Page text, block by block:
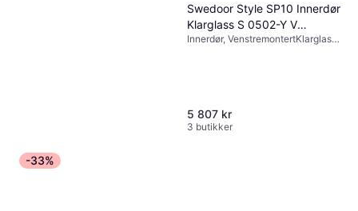
Swedoor Advance-Line
Compact 03 Innerdør S
Swedoor Style SP10 Innerdør
Klarglass S 0502-Y V
(92.5x204cm)
Innerdør, VenstremontertKlarglass,
5 807 kr
3 butikker
-33%